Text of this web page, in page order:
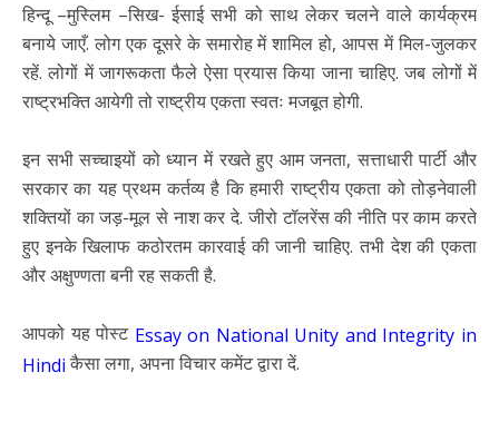
हिन्दू –मुस्लिम –सिख- ईसाई सभी को साथ लेकर चलने वाले कार्यक्रम
बनाये जाएँ. लोग एक दूसरे के समारोह में शामिल हो, आपस में मिल-जुलकर
रहें. लोगों में जागरूकता फैले ऐसा प्रयास किया जाना चाहिए. जब लोगों में
राष्ट्रभक्ति आयेगी तो राष्ट्रीय एकता स्वतः मजबूत होगी.
इन सभी सच्चाइयों को ध्यान में रखते हुए आम जनता, सत्ताधारी पार्टी और
सरकार का यह प्रथम कर्तव्य है कि हमारी राष्ट्रीय एकता को तोड़नेवाली
शक्तियों का जड़-मूल से नाश कर दे. जीरो टॉलरेंस की नीति पर काम करते
हुए इनके खिलाफ कठोरतम कारवाई की जानी चाहिए. तभी देश की एकता
और अक्षुण्णता बनी रह सकती है.
आपको यह पोस्ट Essay on National Unity and Integrity in
Hindiकैसा लगा, अपना विचार कमेंट द्वारा दें.